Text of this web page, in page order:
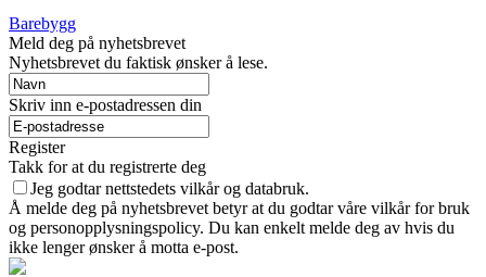
Barebygg
Meld deg på nyhetsbrevet
Nyhetsbrevet du faktisk ønsker å lese.
Skriv inn e-postadressen din
Register
Takk for at du registrerte deg
Jeg godtar nettstedets vilkår og databruk.
Å melde deg på nyhetsbrevet betyr at du godtar våre vilkår for bruk
og personopplysningspolicy. Du kan enkelt melde deg av hvis du
ikke lenger ønsker å motta e-post.